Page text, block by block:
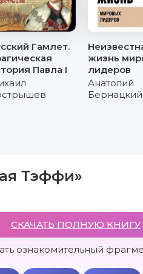
Гамлет.
Павла I
жизнь
лидеров
Анатолий
Бернацкий
Тэффи»
СКАЧАТЬ ПОЛНУЮ КНИГУ
ознакомительный